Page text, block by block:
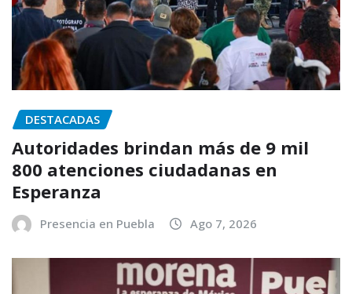
DESTACADAS
Autoridades brindan más de 9 mil
800 atenciones ciudadanas en
Esperanza
Presencia en Puebla Ago 7, 2026